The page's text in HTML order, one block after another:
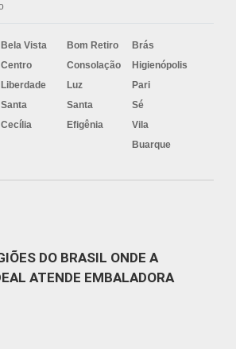
Bela Vista Bom Retiro
Brás
Centro Consolação
Higienópolis
Liberdade Luz
Pari
Santa
Cecília
Santa
Efigênia
Sé
Vila
Buarque
DO BRASIL ONDE A
ATENDE EMBALADORA